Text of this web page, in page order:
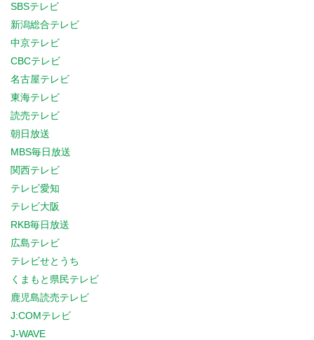
SBSテレビ
新潟総合テレビ
中京テレビ
CBCテレビ
名古屋テレビ
東海テレビ
読売テレビ
朝日放送
MBS毎日放送
関西テレビ
テレビ愛知
テレビ大阪
RKB毎日放送
広島テレビ
テレビせとうち
くまもと県民テレビ
鹿児島読売テレビ
J:COMテレビ
J-WAVE